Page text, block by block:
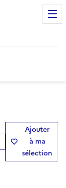
Ajouter
à ma
sélection